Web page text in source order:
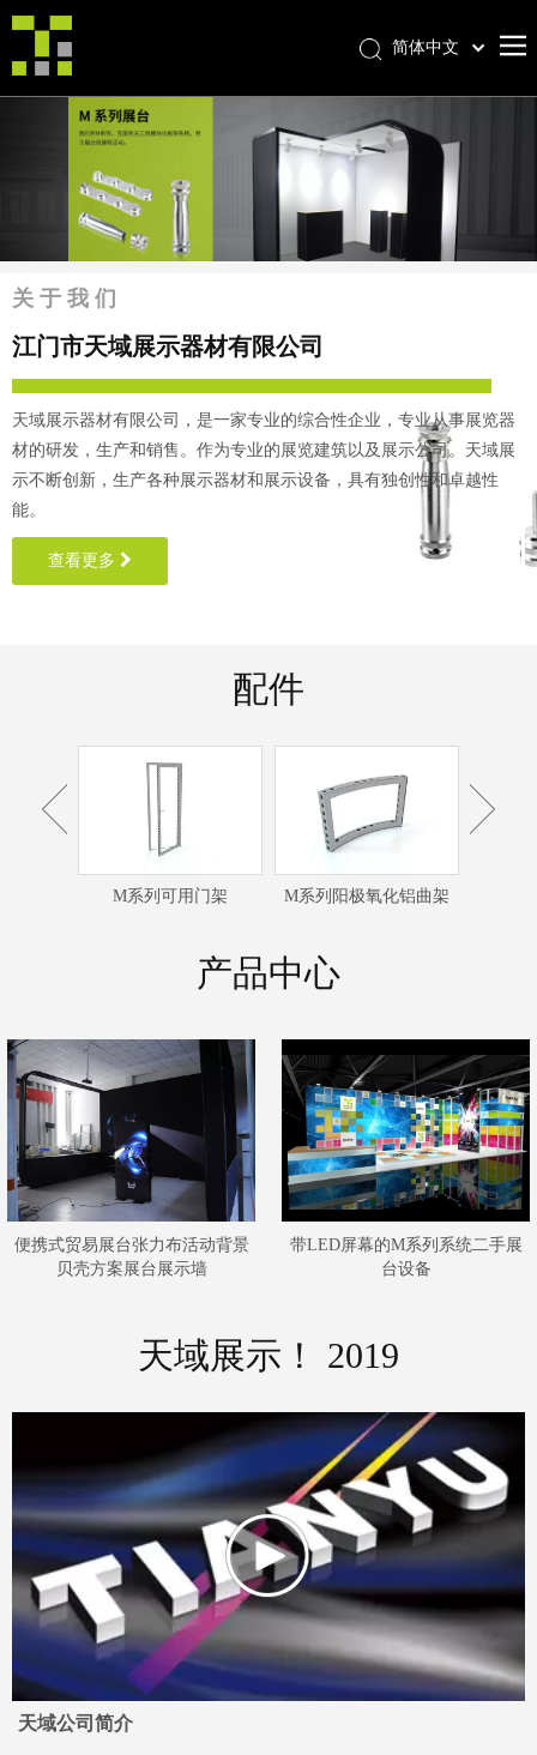
产品中心
我们的优势
优质服务
新闻中心
联系我们
简体中文
العربية
Italiano
日本語
Pусский
Nederlands
Español
English
关于我们
江门市天域展示器材有限公司
天域展示器材有限公司，是一家专业的综合性企业，专业从事展览器
材的研发，生产和销售。作为专业的展览建筑以及展示公司。天域展
示不断创新，生产各种展示器材和展示设备，具有独创性和卓越性
能。
查看更多
配件
M系列可用门架 M系列阳极氧化铝曲架
产品中心
便携式贸易展台张力布活动背景
贝壳方案展台展示墙
带LED屏幕的M系列系统二手展
台设备
新产品定制任何不同形状的M系
列系统展位
定制3x3铝合金可折叠展台模块化
展台
天域展示！ 2019
天域公司简介